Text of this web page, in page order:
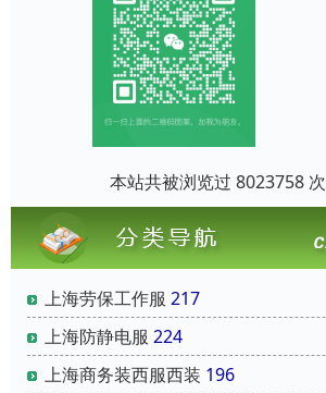
本站共被浏览过 8023758 次
上海劳保工作服 217
上海防静电服 224
上海商务装西服西装 196